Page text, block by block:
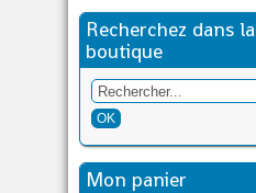
Recherchez dans la
boutique
Mon panier